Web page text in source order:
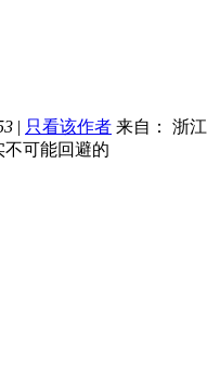
| 只看该作者 来自： 浙
不可能回避的